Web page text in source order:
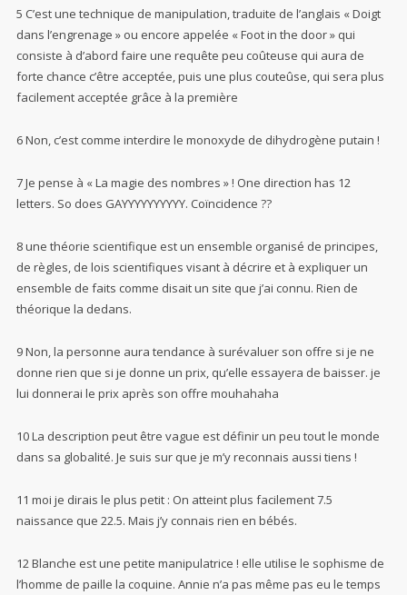
5 C’est une technique de manipulation, traduite de l’anglais « Doigt
dans l’engrenage » ou encore appelée « Foot in the door » qui
consiste à d’abord faire une requête peu coûteuse qui aura de
forte chance c’être acceptée, puis une plus couteûse, qui sera plus
facilement acceptée grâce à la première
6 Non, c’est comme interdire le monoxyde de dihydrogène putain !
7 Je pense à « La magie des nombres » ! One direction has 12
letters. So does GAYYYYYYYYYY. Coïncidence ??
8 une théorie scientifique est un ensemble organisé de principes,
de règles, de lois scientifiques visant à décrire et à expliquer un
ensemble de faits comme disait un site que j’ai connu. Rien de
théorique la dedans.
9 Non, la personne aura tendance à surévaluer son offre si je ne
donne rien que si je donne un prix, qu’elle essayera de baisser. je
lui donnerai le prix après son offre mouhahaha
10 La description peut être vague est définir un peu tout le monde
dans sa globalité. Je suis sur que je m’y reconnais aussi tiens !
11 moi je dirais le plus petit : On atteint plus facilement 7.5
naissance que 22.5. Mais j’y connais rien en bébés.
12 Blanche est une petite manipulatrice ! elle utilise le sophisme de
l’homme de paille la coquine. Annie n’a pas même pas eu le temps